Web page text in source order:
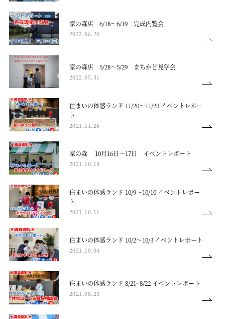
家の森店 6/18～6/19 完成内覧会
2022.06.20
家の森店 5/28～5/29 まちかど見学会
2022.05.31
住まいの体感ランド 11/20～11/23 イベントレポー
ト
2021.11.26
家の森 10月16日～17日 イベントレポート
2021.10.18
住まいの体感ランド 10/9～10/10 イベントレポー
ト
2021.10.11
住まいの体感ランド 10/2～10/3 イベントレポート
2021.10.04
住まいの体感ランド 8/21~8/22 イベントレポート
2021.08.23